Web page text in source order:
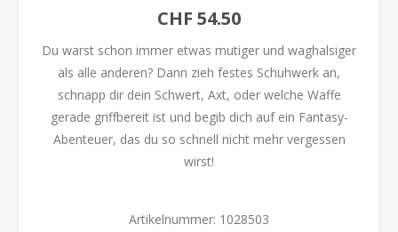
CHF 54.50
Du warst schon immer etwas mutiger und waghalsiger
als alle anderen? Dann zieh festes Schuhwerk an,
schnapp dir dein Schwert, Axt, oder welche Waffe
gerade griffbereit ist und begib dich auf ein Fantasy-
Abenteuer, das du so schnell nicht mehr vergessen
wirst!
Artikelnummer: 1028503